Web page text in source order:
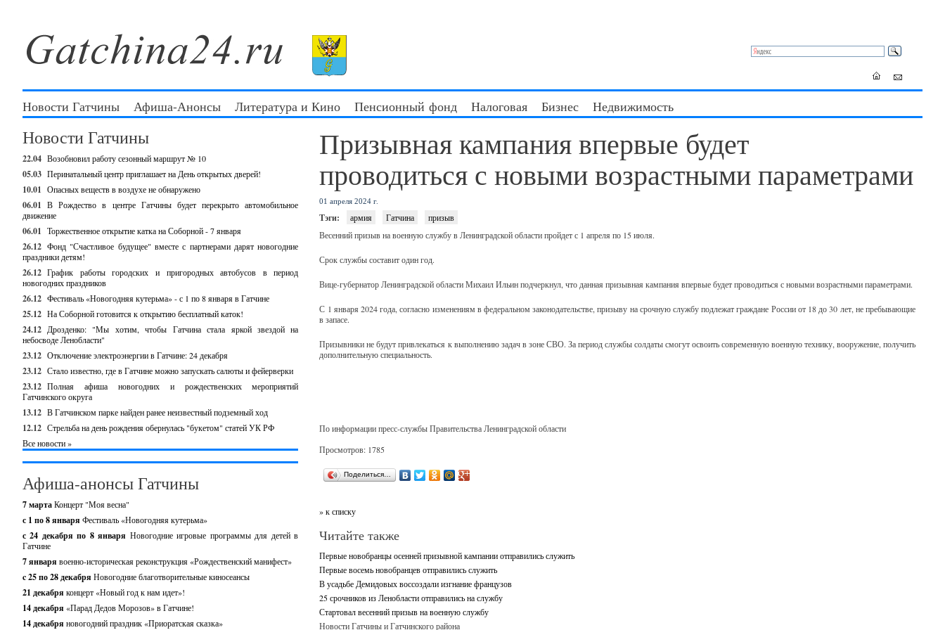
Новости Гатчины Афиша-Анонсы Литература и Кино Пенсионный фонд Налоговая Бизнес Недвижимость
Новости Гатчины
22.04 Возобновил работу сезонный маршрут № 10
05.03 Перинатальный центр приглашает на День открытых дверей!
10.01 Опасных веществ в воздухе не обнаружено
06.01 В Рождество в центре Гатчины будет перекрыто автомобильное
движение
06.01 Торжественное открытие катка на Соборной - 7 января
26.12 Фонд "Счастливое будущее" вместе с партнерами дарят новогодние
праздники детям!
26.12 График работы городских и пригородных автобусов в период
новогодних праздников
26.12 Фестиваль «Новогодняя кутерьма» - с 1 по 8 января в Гатчине
25.12 На Соборной готовится к открытию бесплатный каток!
24.12 Дрозденко: "Мы хотим, чтобы Гатчина стала яркой звездой на
небосводе Ленобласти"
23.12 Отключение электроэнергии в Гатчине: 24 декабря
23.12 Стало известно, где в Гатчине можно запускать салюты и фейерверки
23.12 Полная афиша новогодних и рождественских мероприятий
Гатчинского округа
13.12 В Гатчинском парке найден ранее неизвестный подземный ход
12.12 Стрельба на день рождения обернулась "букетом" статей УК РФ
Все новости »
Афиша-анонсы Гатчины
7 мартаКонцерт "Моя весна"
с 1 по 8 января Фестиваль «Новогодняя кутерьма»
с 24 декабря по 8 января Новогодние игровые программы для детей в
Гатчине
7 января военно-историческая реконструкция «Рождественский манифест»
c 25 по 28 декабря Новогодние благотворительные киносеансы
21 декабря концерт «Новый год к нам идет»!
14 декабря «Парад Дедов Морозов» в Гатчине!
14 декабря новогодний праздник «Приоратская сказка»
Призывная кампания впервые будет
проводиться с новыми возрастными параметрами
01 апреля 2024 г.
Тэги: армия Гатчина
призыв
Весенний призыв на военную службу в Ленинградской области пройдет с 1 апреля по 15 июля.
Срок службы составит один год.
Вице-губернатор Ленинградской области Михаил Ильин подчеркнул, что данная призывная кампания впервые будет проводиться с новыми возрастными параметрами.
С 1 января 2024 года, согласно изменениям в федеральном законодательстве, призыву на срочную службу подлежат граждане России от 18 до 30 лет, не пребывающие
в запасе.
Призывники не будут привлекаться к выполнению задач в зоне СВО. За период службы солдаты смогут освоить современную военную технику, вооружение, получить
дополнительную специальность.
По информации пресс-службы Правительства Ленинградской области
Просмотров: 1785
Поделиться…
» к списку
Читайте также
Первые новобранцы осенней призывной кампании отправились служить
Первые восемь новобранцев отправились служить
В усадьбе Демидовых воссоздали изгнание французов
25 срочников из Ленобласти отправились на службу
Стартовал весенний призыв на военную службу
Новости Гатчины и Гатчинского района